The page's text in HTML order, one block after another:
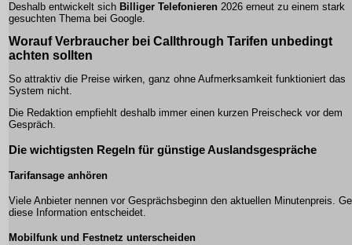
Deshalb entwickelt sich Billiger Telefonieren 2026 erneut zu einem stark
gesuchten Thema bei Google.
Worauf Verbraucher bei Callthrough Tarifen unbedingt
achten sollten
So attraktiv die Preise wirken, ganz ohne Aufmerksamkeit funktioniert das
System nicht.
Die Redaktion empfiehlt deshalb immer einen kurzen Preischeck vor dem
Gespräch.
Die wichtigsten Regeln für günstige Auslandsgespräche
Tarifansage anhören
Viele Anbieter nennen vor Gesprächsbeginn den aktuellen Minutenpreis.
diese Information entscheidet.
Mobilfunk und Festnetz unterscheiden